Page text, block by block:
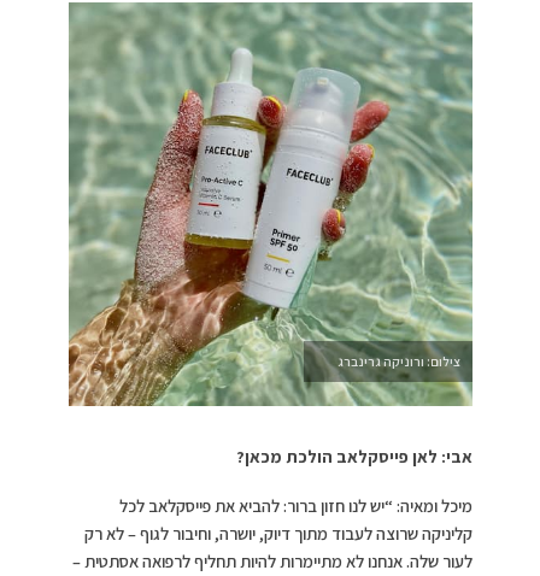
צילום: ורוניקה גרינברג
אבי: לאן פייסקלאב הולכת מכאן?
מיכל ומאיה: “יש לנו חזון ברור: להביא את פייסקלאב לכל
קליניקה שרוצה לעבוד מתוך דיוק, יושרה, וחיבור לגוף – לא רק
לעור שלה. אנחנו לא מתיימרות להיות תחליף לרפואה אסתטית –